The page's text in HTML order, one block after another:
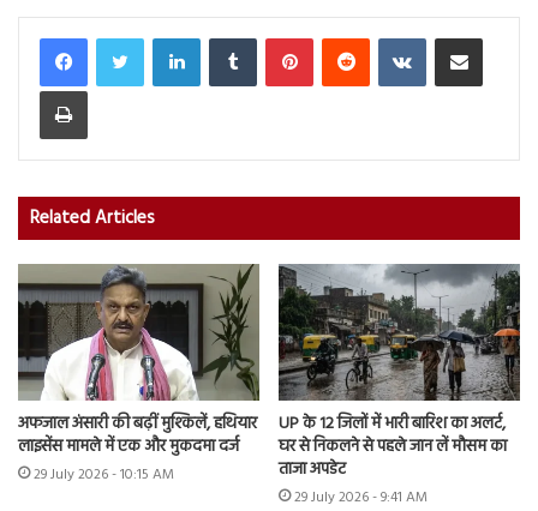
LinkedInTumblr PinterestReddit VKontakteShare via Email
Print
Related Articles
अफजाल अंसारी की बढ़ीं मुश्किलें, हथियार
लाइसेंस मामले में एक और मुकदमा दर्ज
29 July 2026 - 10:15 AM
UP के 12 जिलों में भारी बारिश का अलर्ट,
घर से निकलने से पहले जान लें मौसम का
ताजा अपडेट
29 July 2026 - 9:41 AM